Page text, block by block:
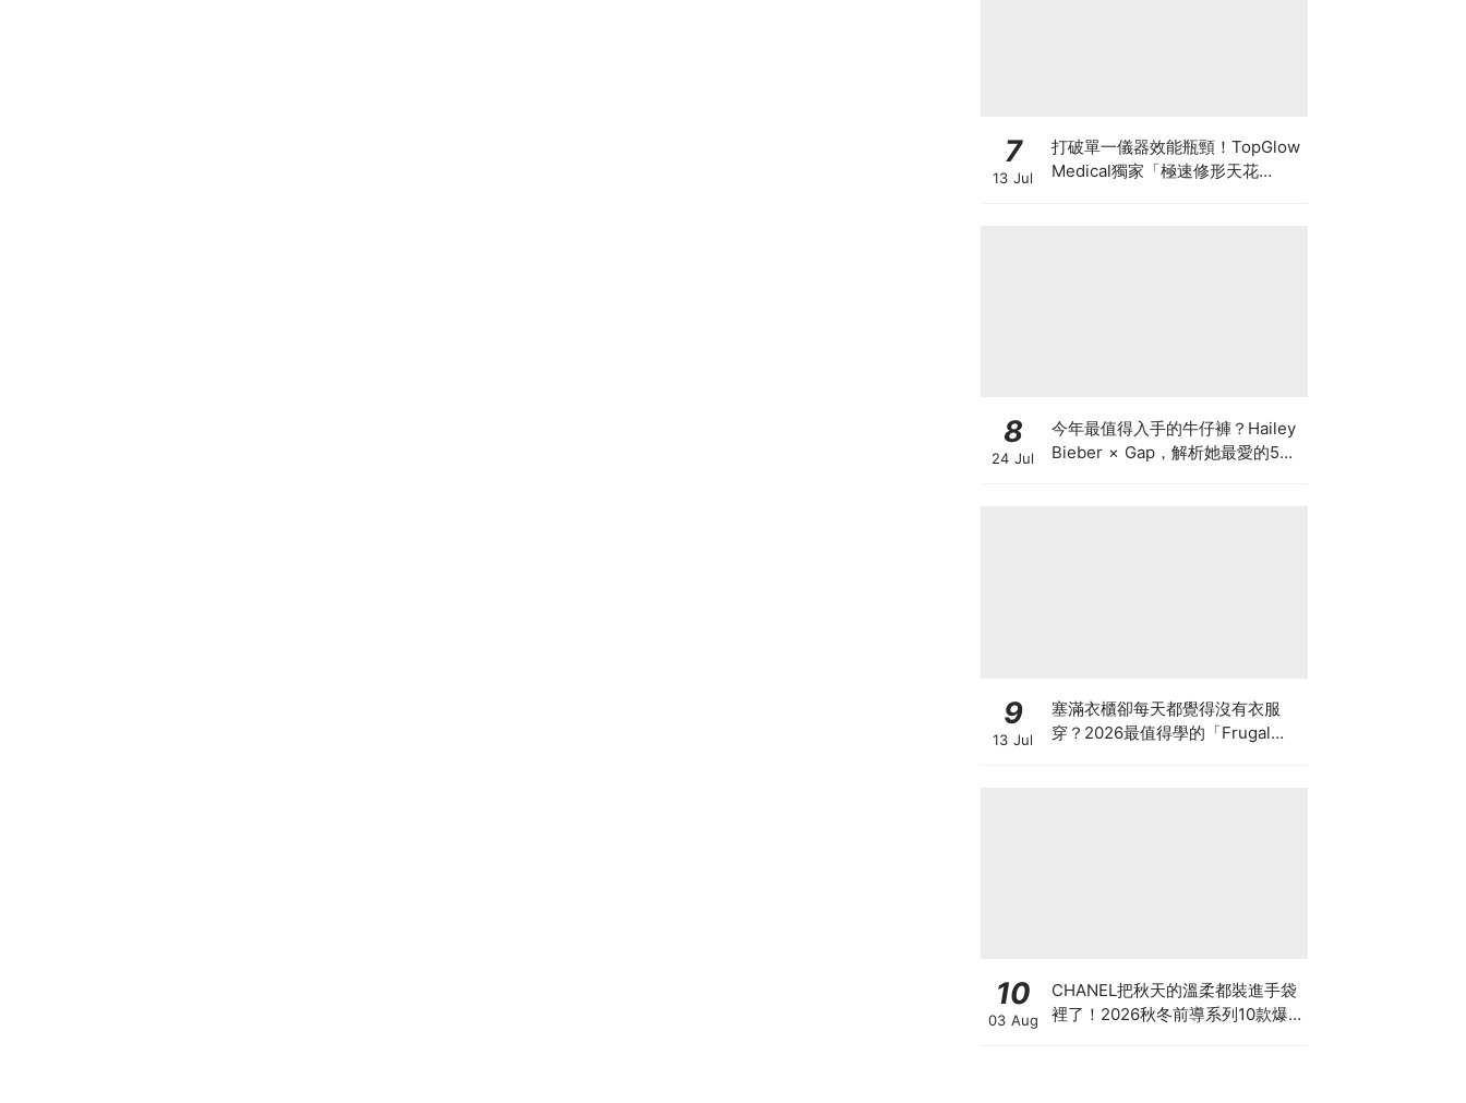
7
13 Jul
打破單一儀器效能瓶頸！TopGlow
Medical獨家「極速修形天花
8
24 Jul
今年最值得入手的牛仔褲？Hailey
Bieber × Gap，解析她最愛的5種
9
13 Jul
塞滿衣櫃卻每天都覺得沒有衣服
穿？2026最值得學的「Frugal
10
03 Aug
CHANEL把秋天的溫柔都裝進手袋
裡了！2026秋冬前導系列10款爆